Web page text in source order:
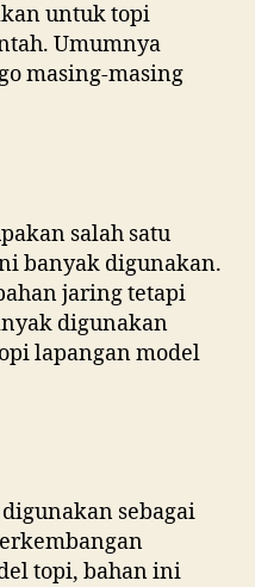
untuk topi
Umumnya
masing-masing
salah satu
banyak digunakan.
jaring tetapi
digunakan
lapangan model
sebagai
topi, bahan ini